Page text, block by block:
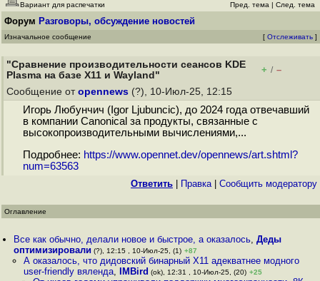
Вариант для распечатки Пред. тема | След. тема
Форум Разговоры, обсуждение новостей
Изначальное сообщение [ Отслеживать ]
"Сравнение производительности сеансов KDE
Plasma на базе X11 и Wayland"
+ / –
Сообщение от opennews (?), 10-Июл-25, 12:15
Игорь Любунчич (Igor Ljubuncic), до 2024 года отвечавший
в компании Canonical за продукты, связанные с
высокопроизводительными вычислениями,...
Подробнее: https://www.opennet.dev/opennews/art.shtml?
num=63563
Ответить Правка| Cообщить модератору
Оглавление
Все как обычно, делали новое и быстрое, а оказалось,Деды
оптимизировали (?), 12:15 , 10-Июл-25, (1) +87
А оказалось, что дидовский бинарный X11 адекватнее модного
user-friendly вяленда, IMBird (ok), 12:31 , 10-Июл-25, (20) +25